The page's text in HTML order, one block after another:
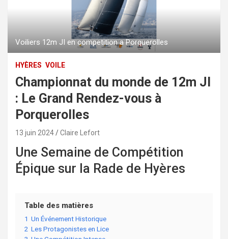
Voiliers 12m JI en competition a Porquerolles
HYÈRES VOILE
Championnat du monde de 12m JI
: Le Grand Rendez-vous à
Porquerolles
13 juin 2024 Claire Lefort
Une Semaine de Compétition
Épique sur la Rade de Hyères
Table des matières
1 Un Événement Historique
2 Les Protagonistes en Lice